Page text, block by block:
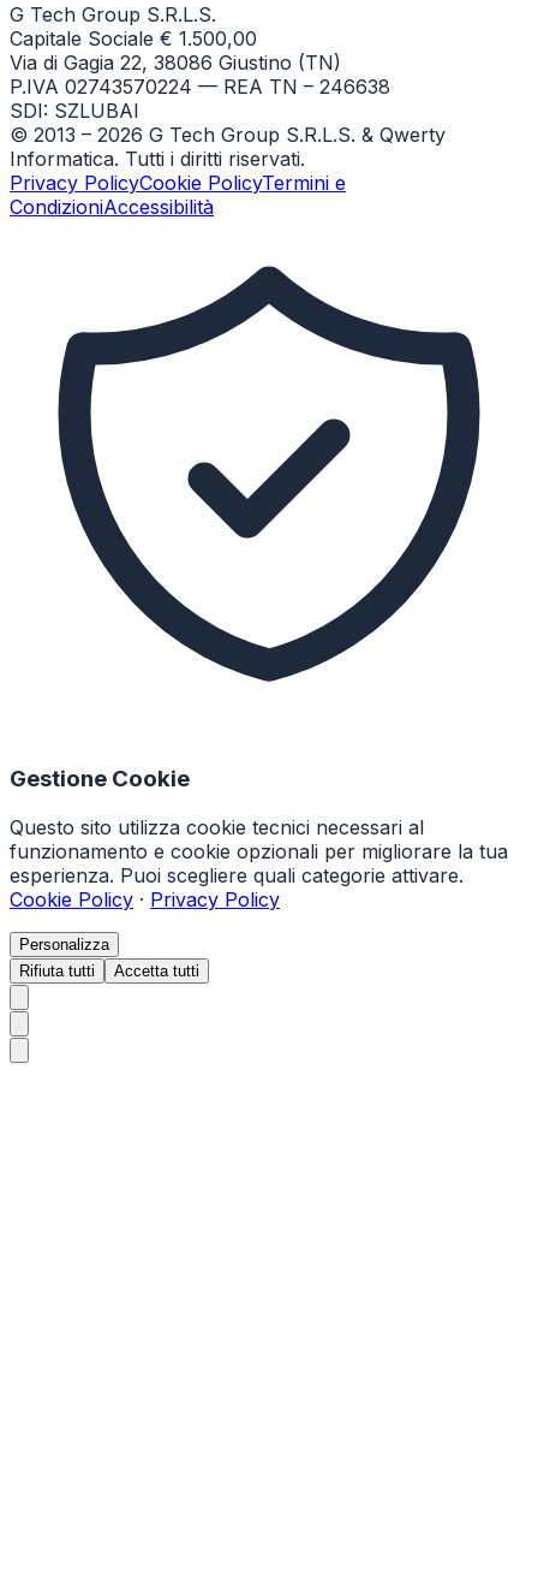
G Tech Group S.R.L.S.
Capitale Sociale € 1.500,00
Via di Gagia 22, 38086 Giustino (TN)
P.IVA 02743570224 — REA TN – 246638
SDI: SZLUBAI
© 2013 – 2026 G Tech Group S.R.L.S. & Qwerty
Informatica. Tutti i diritti riservati.
Privacy PolicyCookie PolicyTermini e
CondizioniAccessibilità
Gestione Cookie
Questo sito utilizza cookie tecnici necessari al
funzionamento e cookie opzionali per migliorare la tua
esperienza. Puoi scegliere quali categorie attivare.
Cookie Policy · Privacy Policy
Personalizza
Rifiuta tutti
Accetta tutti